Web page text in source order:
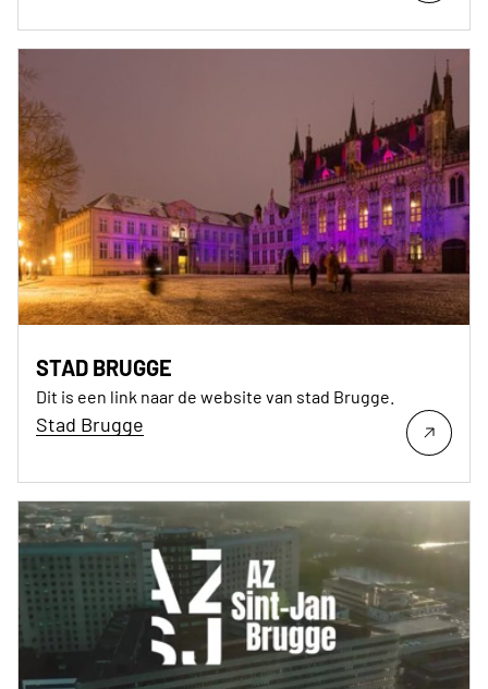
STAD BRUGGE
Dit is een link naar de website van stad Brugge.
Stad Brugge